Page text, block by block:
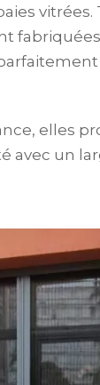
vitrées.
elles
avec un